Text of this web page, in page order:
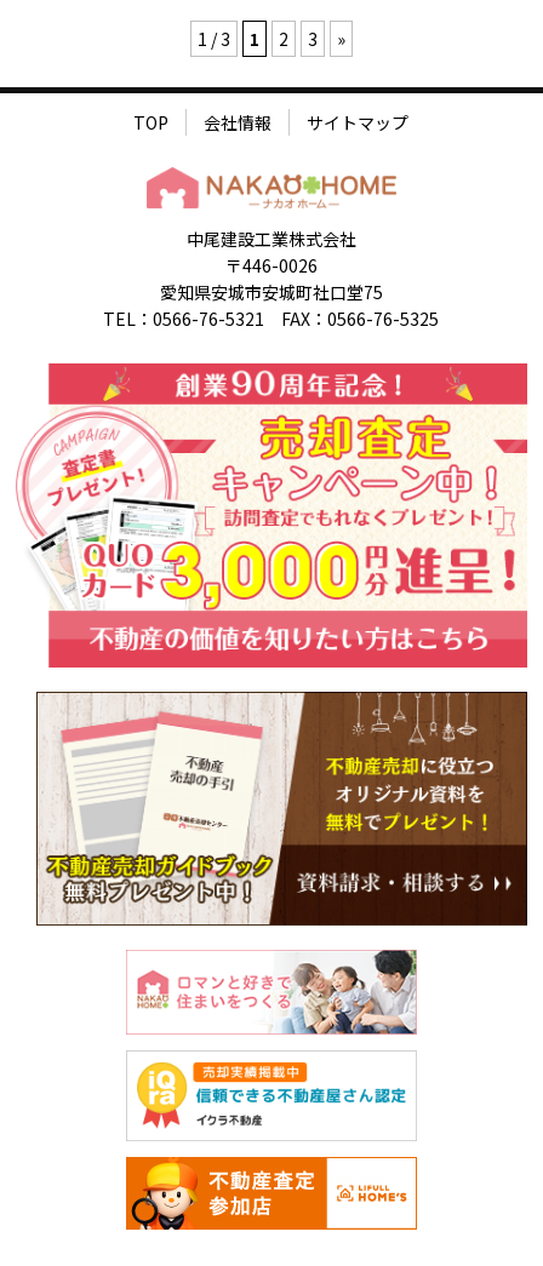
1 / 3 1 2 3 »
TOP 会社情報 サイトマップ
中尾建設工業株式会社
〒446-0026
愛知県安城市安城町社口堂75
TEL：0566-76-5321 FAX：0566-76-5325